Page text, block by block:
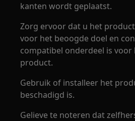
kanten wordt geplaatst.
Zorg ervoor dat u het
voor het beoogde doel en
compatibel onderdeel is voor
product.
Gebruik of installeer het
beschadigd is.
Gelieve te noteren dat